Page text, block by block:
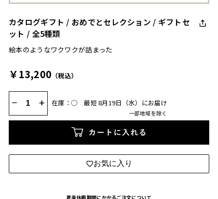
カタログギフト / おめでとセレクション / ギフトセ
ット / 全5種類
絵本のようなワクワクが詰まった
￥13,200 （税込）
− + 在庫：◯ 最短 8月19日（水）にお届け
一部地域を除く
カートに入れる
お気に入り
夏季休暇期間にかかるご注文について